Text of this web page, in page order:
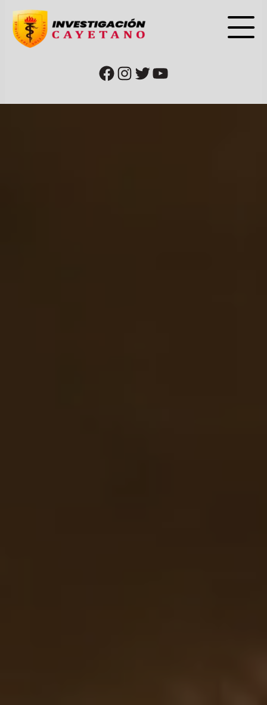
url que deriva a la página de faceboook
url que deriva a la cuenta de instagram
url que deriva a la cuenta de twitter o cuenta de X url que deriva a la página de YouTube